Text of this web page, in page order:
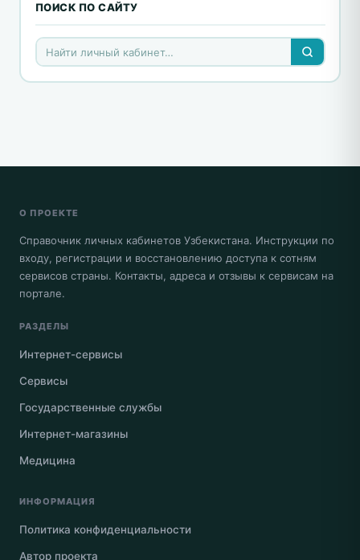
ПОИСК ПО САЙТУ
О ПРОЕКТЕ
Справочник личных кабинетов Узбекистана. Инструкции по
входу, регистрации и восстановлению доступа к сотням
сервисов страны. Контакты, адреса и отзывы к сервисам на
портале.
РАЗДЕЛЫ
Интернет-сервисы
Сервисы
Государственные службы
Интернет-магазины
Медицина
ИНФОРМАЦИЯ
Политика конфиденциальности
Автор проекта